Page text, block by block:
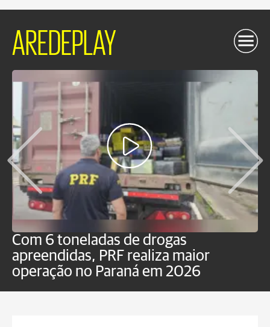
AREDEPLAY
Com 6 toneladas de drogas
apreendidas, PRF realiza maior
operação no Paraná em 2026